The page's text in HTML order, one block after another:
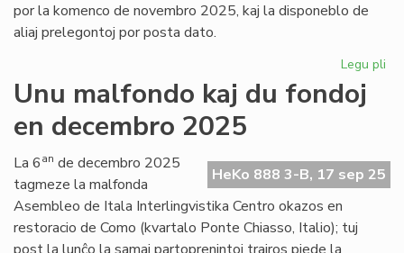
por la komenco de novembro 2025, kaj la disponeblo de
aliaj prelegontoj por posta dato.
Legu pli
Unu malfondo kaj du fondoj
en decembro 2025
HeKo 888 3-B, 17 sep 25
La 6an de decembro 2025
tagmeze la malfonda
Asembleo de Itala Interlingvistika Centro okazos en
restoracio de Como (kvartalo Ponte Chiasso, Italio); tuj